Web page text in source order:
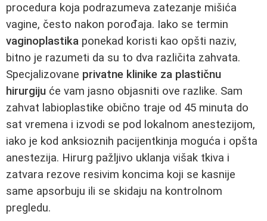
procedura koja podrazumeva zatezanje mišića
vagine, često nakon porođaja. Iako se termin
vaginoplastika ponekad koristi kao opšti naziv,
bitno je razumeti da su to dva različita zahvata.
Specjalizovane privatne klinike za plastičnu
hirurgiju će vam jasno objasniti ove razlike. Sam
zahvat labioplastike obično traje od 45 minuta do
sat vremena i izvodi se pod lokalnom anestezijom,
iako je kod anksioznih pacijentkinja moguća i opšta
anestezija. Hirurg pažljivo uklanja višak tkiva i
zatvara rezove resivim koncima koji se kasnije
same apsorbuju ili se skidaju na kontrolnom
pregledu.